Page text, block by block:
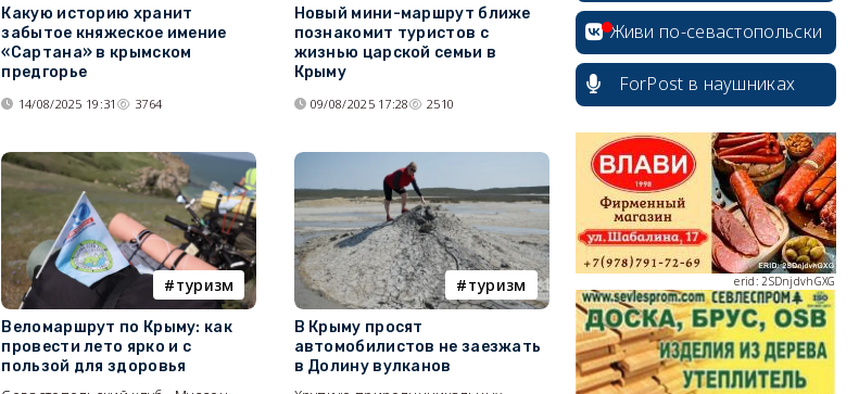
Какую историю хранит
забытое княжеское имение
«Сартана» в крымском
предгорье
14/08/2025 19:31 3764
Новый мини-маршрут ближе
познакомит туристов с
жизнью царской семьи в
Крыму
09/08/2025 17:28 2510
туризм
Веломаршрут по Крыму: как
провести лето ярко и с
пользой для здоровья
туризм
В Крыму просят
автомобилистов не заезжать
в Долину вулканов
Живи по-севастопольски
ForPost в наушниках
erid: 2SDnjdPjgYS
erid: 2SDnjdvhGXG